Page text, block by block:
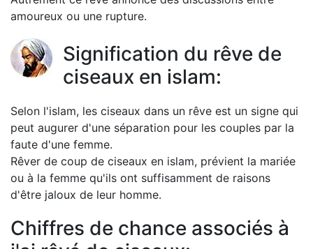
amoureux ou une rupture.
Signification du rêve de
ciseaux en islam:
Selon l'islam, les ciseaux dans un rêve est un signe qui
peut augurer d'une séparation pour les couples par la
faute d'une femme.
Rêver de coup de ciseaux en islam, prévient la mariée
ou à la femme qu'ils ont suffisamment de raisons
d'être jaloux de leur homme.
Chiffres de chance associés à